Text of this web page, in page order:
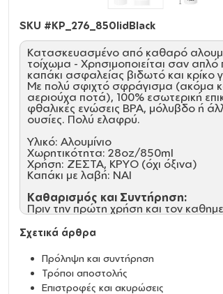
SKU #KP_276_850lidBlack
Κατασκευασμένο από καθαρό
τοίχωμα - Χρησιμοποιείται σαν απλό
καπάκι ασφαλείας βιδωτό και κρίκο
Με πολύ σφιχτό σφράγισμα (ακόμα
αεριούχα ποτά), 100% εσωτερική
φθαλικές ενώσεις ΒΡΑ, μόλυβδο ή
ουσίες. Πολύ ελαφρύ.
Υλικό: Αλουμίνιο
Χωρητικότητα: 28oz/850ml
Χρήση: ΖΕΣΤΑ, ΚΡΥΟ (όχι όξινα)
Καπάκι με λαβή: NAI
Καθαρισμός και Συντήρηση:
Πριν την πρώτη χρήση και τον
αραιωμένο σε ζεστό νερό
Κρατήστε το ακάλυπτο και άδειο για
αποθήκευση, Δεν είναι ασφαλές στο
πιάτων, Δεν είναι κατάλληλο για
μικροκυμάτων, Μην καταψύχετε.
Σχετικά άρθρα
Πρόληψη και συντήρηση
Τρόποι αποστολής
Επιστροφές και ακυρώσεις